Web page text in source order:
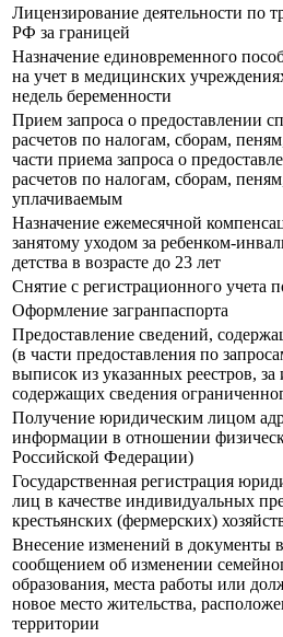
Лицензирование деятельности по
РФ за границей
Назначение единовременного
на учет в медицинских
недель беременности
Прием запроса о предоставлении
расчетов по налогам, сборам,
части приема запроса о
расчетов по налогам, сборам,
уплачиваемым
Назначение ежемесячной
занятому уходом за ребенком-
детства в возрасте до 23 лет
Снятие с регистрационного учета
Оформление загранпаспорта
Предоставление сведений,
(в части предоставления по
выписок из указанных реестров,
содержащих сведения
Получение юридическим лицом
информации в отношении
Российской Федерации)
Государственная регистрация
лиц в качестве индивидуальных
крестьянских (фермерских)
Внесение изменений в документы
сообщением об изменении
образования, места работы или
новое место жительства,
территории